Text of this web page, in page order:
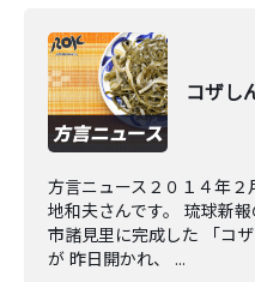
コザし
方言ニュース２０１４年
地和夫さんです。 琉球新
市諸見里に完成した 「コ
が 昨日開かれ、 ...